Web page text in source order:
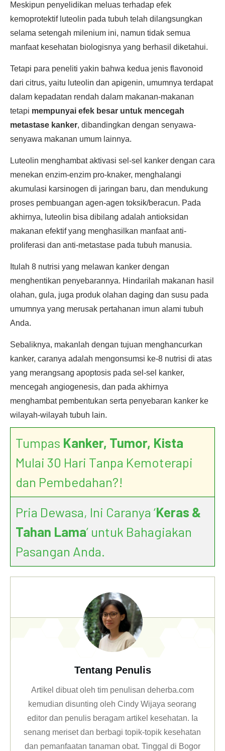
Meskipun penyelidikan meluas terhadap efek
kemoprotektif luteolin pada tubuh telah dilangsungkan
selama setengah milenium ini, namun tidak semua
manfaat kesehatan biologisnya yang berhasil diketahui.
Tetapi para peneliti yakin bahwa kedua jenis flavonoid
dari citrus, yaitu luteolin dan apigenin, umumnya terdapat
dalam kepadatan rendah dalam makanan-makanan
tetapi mempunyai efek besar untuk mencegah
metastase kanker, dibandingkan dengan senyawa-
senyawa makanan umum lainnya.
Luteolin menghambat aktivasi sel-sel kanker dengan cara
menekan enzim-enzim pro-knaker, menghalangi
akumulasi karsinogen di jaringan baru, dan mendukung
proses pembuangan agen-agen toksik/beracun. Pada
akhirnya, luteolin bisa dibilang adalah antioksidan
makanan efektif yang menghasilkan manfaat anti-
proliferasi dan anti-metastase pada tubuh manusia.
Itulah 8 nutrisi yang melawan kanker dengan
menghentikan penyebarannya. Hindarilah makanan hasil
olahan, gula, juga produk olahan daging dan susu pada
umumnya yang merusak pertahanan imun alami tubuh
Anda.
Sebaliknya, makanlah dengan tujuan menghancurkan
kanker, caranya adalah mengonsumsi ke-8 nutrisi di atas
yang merangsang apoptosis pada sel-sel kanker,
mencegah angiogenesis, dan pada akhirnya
menghambat pembentukan serta penyebaran kanker ke
wilayah-wilayah tubuh lain.
Tumpas Kanker, Tumor, Kista
Mulai 30 Hari Tanpa Kemoterapi
dan Pembedahan?!
Pria Dewasa, Ini Caranya ‘Keras &
Tahan Lama’ untuk Bahagiakan
Pasangan Anda.
Tentang Penulis
Artikel dibuat oleh tim penulisan deherba.com
kemudian disunting oleh Cindy Wijaya seorang
editor dan penulis beragam artikel kesehatan. Ia
senang meriset dan berbagi topik-topik kesehatan
dan pemanfaatan tanaman obat. Tinggal di Bogor